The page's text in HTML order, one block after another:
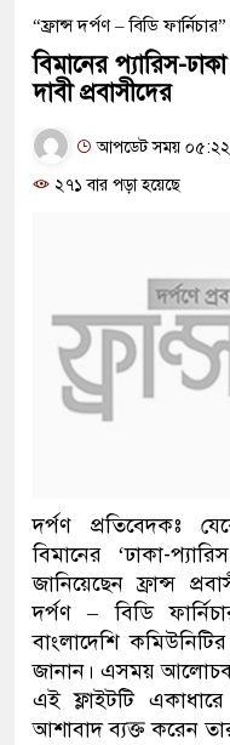
“ফ্রান্স দর্পণ – বিডি
বিমানের প্যারিস-
দাবী প্রবাসীদের
আপডেট সময়
২৭১ বার পড়া হয়েছে
দর্পণ প্রতিবেদকঃ
বিমানের ‘ঢাকা-
জানিয়েছেন ফ্রান্স
দর্পণ – বিডি
বাংলাদেশি
জানান। এসময়
এই ফ্লাইটটি
আশাবাদ ব্যক্ত করেন